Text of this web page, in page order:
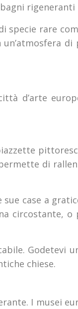
rigeneranti
specie rare
di
d’arte
di
case a
circostante, o
Godetevi
chiese.
I musei